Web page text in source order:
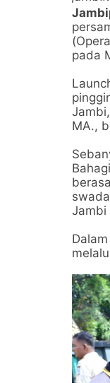
pada
MA.,
Jambi